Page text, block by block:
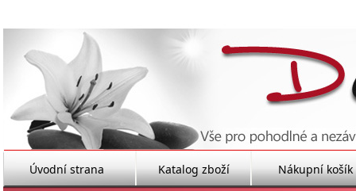
Úvodní strana Katalog zboží Nákupní košík